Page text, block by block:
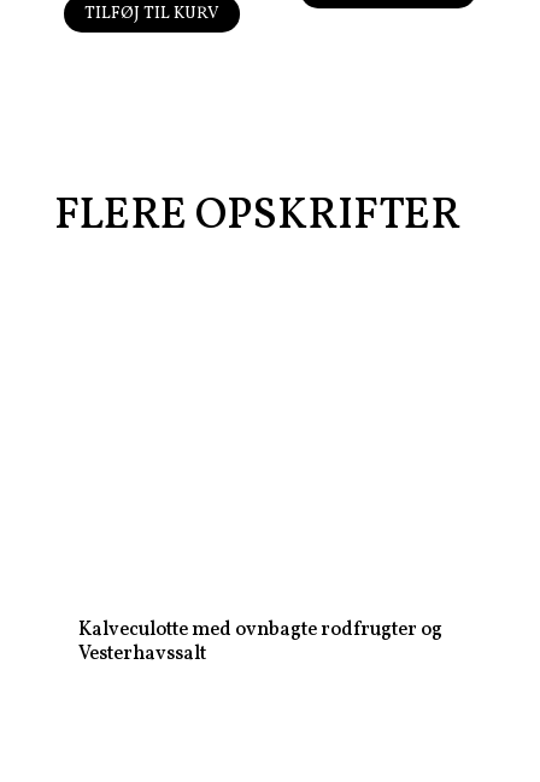
55,00kr.
TILFØJ TIL KURV
FLERE OPSKRIFTER
Kalveculotte med ovnbagte rodfrugter og
Vesterhavssalt